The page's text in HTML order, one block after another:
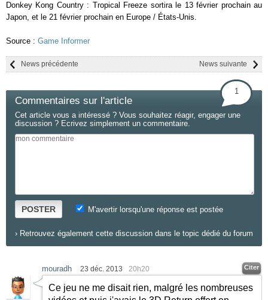
Donkey Kong Country : Tropical Freeze sortira le 13 février prochain au
Japon, et le 21 février prochain en Europe / États-Unis.
Source : Game Informer
News suivante
News précédente
Commentaires sur l'article
1
Cet article vous a intéressé ? Vous souhaitez réagir, engager une
discussion ? Ecrivez simplement un commentaire.
POSTER M'avertir lorsqu'une réponse est postée
› Retrouvez également cette discussion dans le topic dédié du forum
mouradh 23 déc. 2013 20h20 Citer
Ce jeu ne me disait rien, malgré les nombreuses